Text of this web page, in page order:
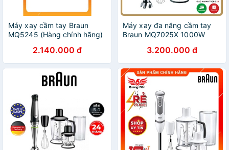
Máy xay cầm tay Braun
MQ5245 (Hàng chính hãng)
2.140.000 đ
Máy xay đa năng cầm tay
Braun MQ7025X 1000W
3.200.000 đ